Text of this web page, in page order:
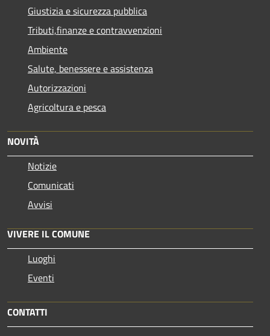
Giustizia e sicurezza pubblica
Tributi,finanze e contravvenzioni
Ambiente
Salute, benessere e assistenza
Autorizzazioni
Agricoltura e pesca
NOVITÀ
Notizie
Comunicati
Avvisi
VIVERE IL COMUNE
Luoghi
Eventi
CONTATTI